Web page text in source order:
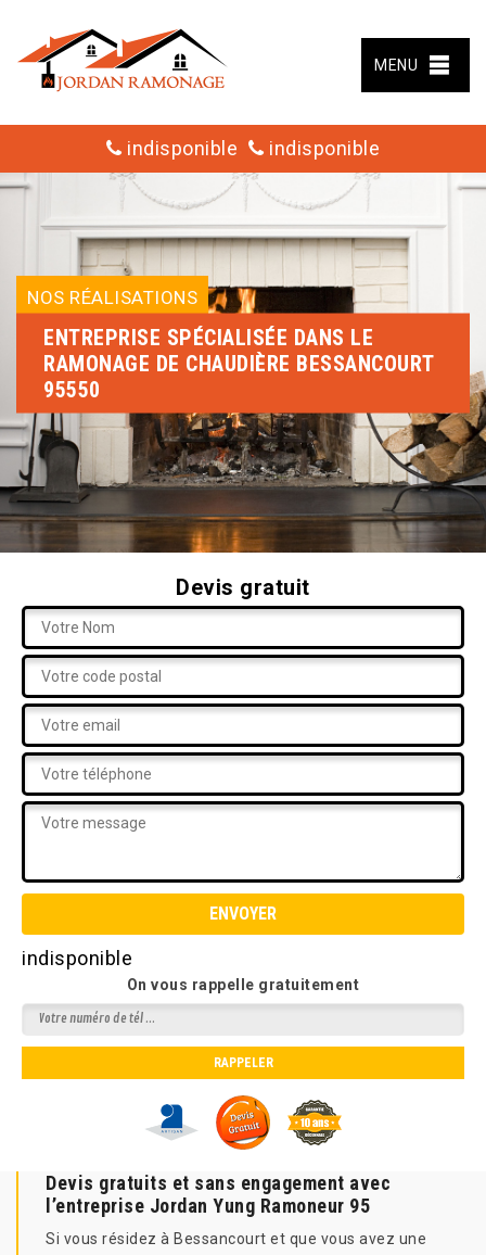
MENU
indisponible indisponible
NOS RÉALISATIONS
ENTREPRISE SPÉCIALISÉE DANS LE
RAMONAGE DE CHAUDIÈRE BESSANCOURT
95550
Devis gratuit
indisponible
On vous rappelle gratuitement
Devis gratuits et sans engagement avec
l’entreprise Jordan Yung Ramoneur 95
Si vous résidez à Bessancourt et que vous avez une